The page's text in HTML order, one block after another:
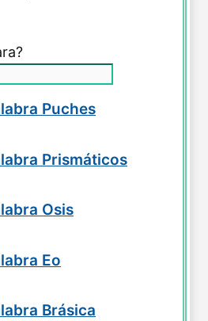
Puches
Prismáticos
Osis
Eo
Brásica